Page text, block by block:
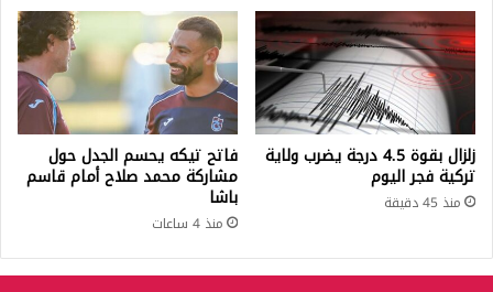
زلزال بقوة 4.5 درجة يضرب ولاية
تركية فجر اليوم
منذ 45 دقيقة
فاتح تيكه يحسم الجدل حول
مشاركة محمد صلاح أمام قاسم
باشا
منذ 4 ساعات